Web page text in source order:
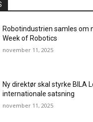
Robotindustrien samles om
Week of Robotics
november 11, 2025
Ny direktør skal styrke BILA
internationale satsning
november 11, 2025